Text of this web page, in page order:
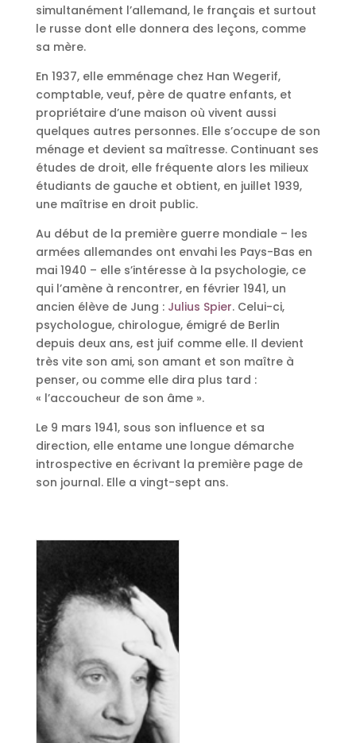
simultanément l’allemand, le français et surtout
le russe dont elle donnera des leçons, comme
sa mère.
En 1937, elle emménage chez Han Wegerif,
comptable, veuf, père de quatre enfants, et
propriétaire d’une maison où vivent aussi
quelques autres personnes. Elle s’occupe de son
ménage et devient sa maîtresse. Continuant ses
études de droit, elle fréquente alors les milieux
étudiants de gauche et obtient, en juillet 1939,
une maîtrise en droit public.
Au début de la première guerre mondiale – les
armées allemandes ont envahi les Pays-Bas en
mai 1940 – elle s’intéresse à la psychologie, ce
qui l’amène à rencontrer, en février 1941, un
ancien élève de Jung : Julius Spier. Celui-ci,
psychologue, chirologue, émigré de Berlin
depuis deux ans, est juif comme elle. Il devient
très vite son ami, son amant et son maître à
penser, ou comme elle dira plus tard :
« l’accoucheur de son âme ».
Le 9 mars 1941, sous son influence et sa
direction, elle entame une longue démarche
introspective en écrivant la première page de
son journal. Elle a vingt-sept ans.